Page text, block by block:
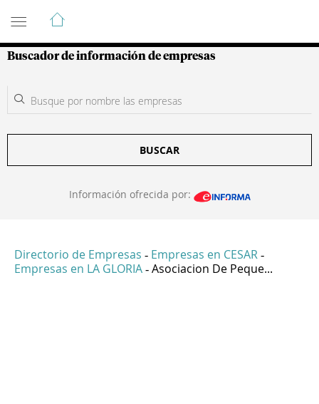
Guía de Empresas Colombianas
Buscador de información de empresas
BUSCAR
Información ofrecida por:
Directorio de Empresas - Empresas en CESAR -
Empresas en LA GLORIA - Asociacion De Peque...